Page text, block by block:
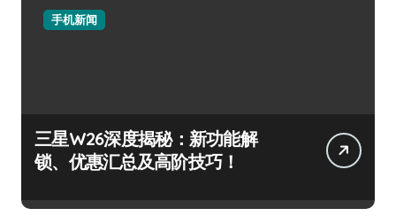
手机新闻
三星W26深度揭秘：新功能解
锁、优惠汇总及高阶技巧！